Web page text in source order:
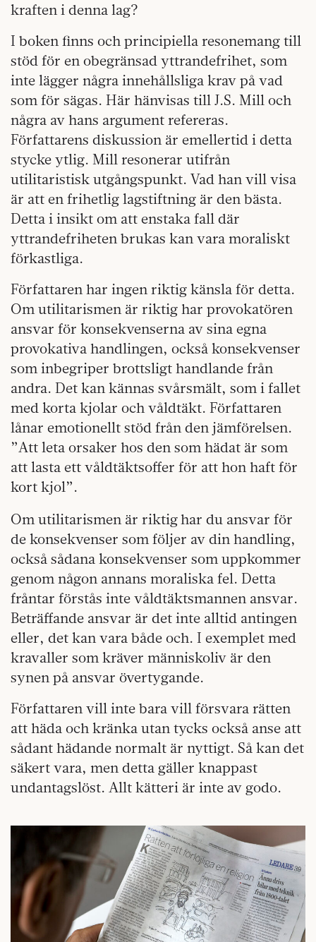
kraften i denna lag?
I boken finns och principiella resonemang till
stöd för en obegränsad yttrandefrihet, som
inte lägger några innehållsliga krav på vad
som för sägas. Här hänvisas till J.S. Mill och
några av hans argument refereras.
Författarens diskussion är emellertid i detta
stycke ytlig. Mill resonerar utifrån
utilitaristisk utgångspunkt. Vad han vill visa
är att en frihetlig lagstiftning är den bästa.
Detta i insikt om att enstaka fall där
yttrandefriheten brukas kan vara moraliskt
förkastliga.
Författaren har ingen riktig känsla för detta.
Om utilitarismen är riktig har provokatören
ansvar för konsekvenserna av sina egna
provokativa handlingen, också konsekvenser
som inbegriper brottsligt handlande från
andra. Det kan kännas svårsmält, som i fallet
med korta kjolar och våldtäkt. Författaren
lånar emotionellt stöd från den jämförelsen.
”Att leta orsaker hos den som hädat är som
att lasta ett våldtäktsoffer för att hon haft för
kort kjol”.
Om utilitarismen är riktighar du ansvar för
de konsekvenser som följer av din handling,
också sådana konsekvenser som uppkommer
genom någon annans moraliska fel. Detta
fråntar förstås inte våldtäktsmannen ansvar.
Beträffande ansvar är det inte alltid antingen
eller, det kan vara både och. I exemplet med
kravaller som kräver människoliv är den
synen på ansvar övertygande.
Författaren vill inte bara vill försvara rätten
att häda och kränka utan tycks också anse att
sådant hädande normalt är nyttigt. Så kan det
säkert vara, men detta gäller knappast
undantagslöst. Allt kätteri är inte av godo.